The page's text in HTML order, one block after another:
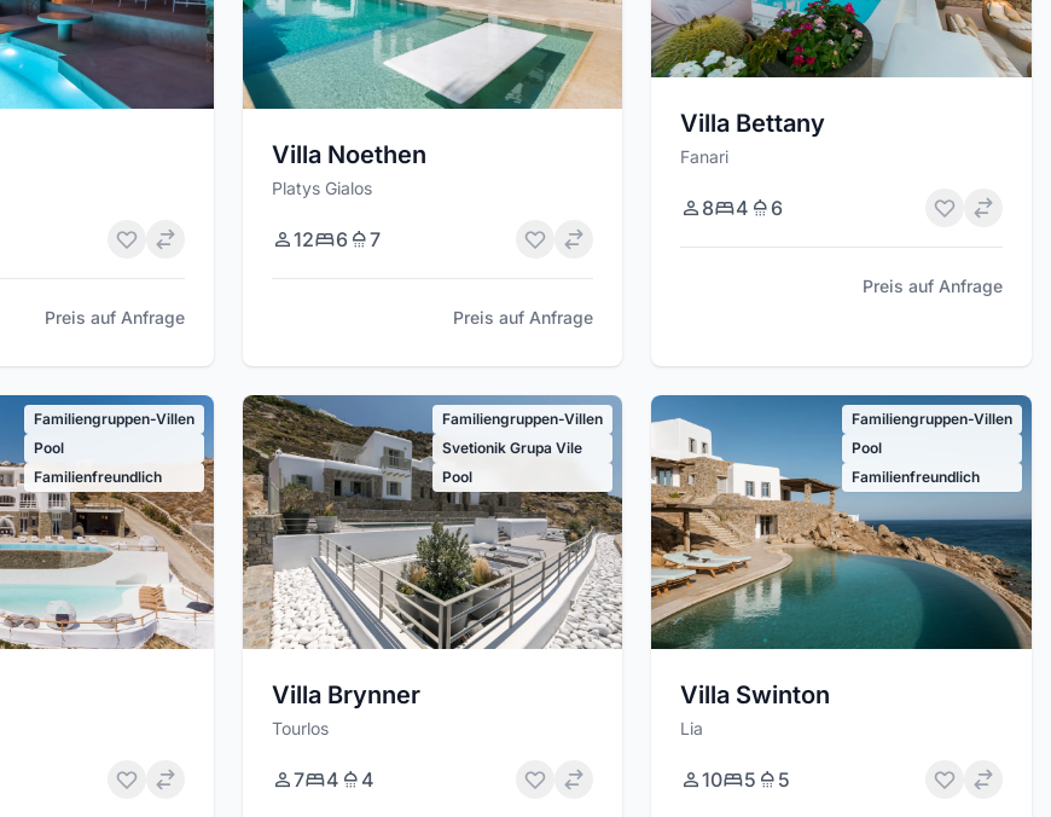
Preis auf Anfrage
Villa Noethen
Platys Gialos
12 6 7
Preis auf Anfrage
Villa Bettany
Fanari
8 4 6
Preis auf Anfrage
Familiengruppen-Villen
Pool
Familienfreundlich
Familiengruppen-Villen
Svetionik Grupa Vile
Pool
Villa Brynner
Tourlos
7 4 4
Familiengruppen-Villen
Pool
Familienfreundlich
Villa Swinton
Lia
10 5 5